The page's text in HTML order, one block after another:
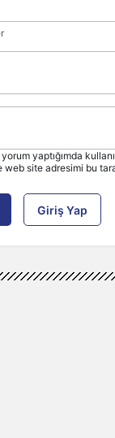
yaptığımda
web site adresimi bu
Giriş Yap